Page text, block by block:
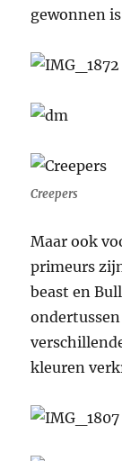
gewonnen
Creepers
Maar ook
primeurs
beast en
kleuren